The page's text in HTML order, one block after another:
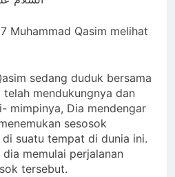
Ashabul Kahfi” Akhir
Helper Muhammad
Qasim, Dengan 7
Tokoh Inti Sebagai
Porosnya dan Hanya
Jiwa-jiwa yang Suci
yang Diijinkan Masuk
Sorot Kamera Dunia
akan Tertuju ke Bukit
Terang & Sebuah
Barisan yang Diakui,
Solid & Loyal
Qasim Sebab Calon
Imam Mahdi Masalah
Tertutup dari
Mayoritas Manusia,
Kemuliaannya Jauh
dari Apa yang
Tampak
3 Hari Ago
Ketika Istikharah
Dijawab Lewat Wajah
(kang Diki) : Isyarat
Petunjuk Melalui
Jalan Hati
3 Hari Ago
Muhammad Qasim melihat
sedang duduk bersama
mendukungnya dan
mimpinya, Dia mendengar
sesosok
suatu tempat di dunia ini.
memulai perjalanan
tersebut.